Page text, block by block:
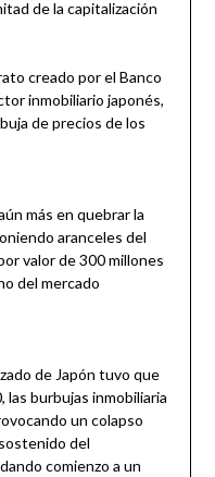
de la capitalización
creado por el Banco
inmobiliario japonés,
de precios de los
más en quebrar la
aranceles del
valor de 300 millones
del mercado
de Japón tuvo que
las burbujas inmobiliaria
un colapso
del
comienzo a un